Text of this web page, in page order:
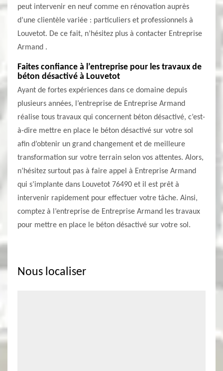
peut intervenir en neuf comme en rénovation auprès
d’une clientèle variée : particuliers et professionnels à
Louvetot. De ce fait, n’hésitez plus à contacter Entreprise
Armand .
Faites confiance à l’entreprise pour les travaux de
béton désactivé à Louvetot
Ayant de fortes expériences dans ce domaine depuis
plusieurs années, l’entreprise de Entreprise Armand
réalise tous travaux qui concernent béton désactivé, c’est-
à-dire mettre en place le béton désactivé sur votre sol
afin d’obtenir un grand changement et de meilleure
transformation sur votre terrain selon vos attentes. Alors,
n’hésitez surtout pas à faire appel à Entreprise Armand
qui s’implante dans Louvetot 76490 et il est prêt à
intervenir rapidement pour effectuer votre tâche. Ainsi,
comptez à l’entreprise de Entreprise Armand les travaux
pour mettre en place le béton désactivé sur votre sol.
Nous localiser